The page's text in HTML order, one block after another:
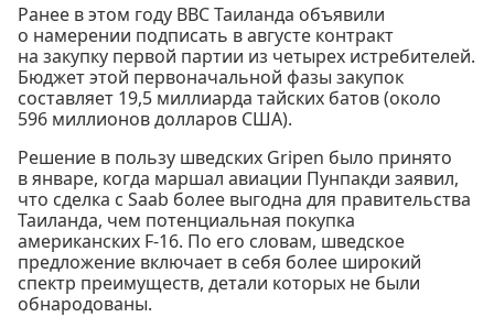
Ранее в этом году ВВС Таиланда объявили
о намерении подписать в августе контракт
на закупку первой партии из четырех истребителей.
Бюджет этой первоначальной фазы закупок
составляет 19,5 миллиарда тайских батов (около
596 миллионов долларов США).
Решение в пользу шведских Gripen было принято
в январе, когда маршал авиации Пунпакди заявил,
что сделка с Saab более выгодна для правительства
Таиланда, чем потенциальная покупка
американских F-16. По его словам, шведское
предложение включает в себя более широкий
спектр преимуществ, детали которых не были
обнародованы.